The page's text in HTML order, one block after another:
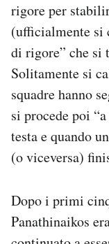
rigore per
(ufficialmente si
di rigore” che si
Solitamente si
squadre hanno
si procede poi
testa e quando
(o viceversa)
Dopo i primi
Panathinaikos